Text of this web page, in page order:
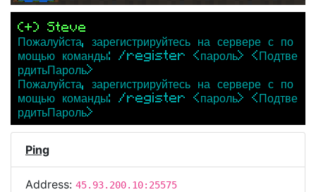
(+) Steve
Пожалуйста, зарегистрируйтесь на сервере с по
мощью команды: /register <пароль> <Подтве
рдитьПароль>
Пожалуйста, зарегистрируйтесь на сервере с по
мощью команды: /register <пароль> <Подтве
рдитьПароль>
Ping
Address: 45.93.200.10:25575